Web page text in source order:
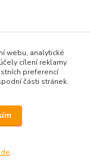
webu, analytické
cílení reklamy
preferencí
části stránek.
.